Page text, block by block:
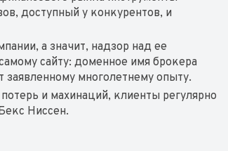
доступный у конкурентов, и
а значит, надзор над ее
сайту: доменное имя брокера
заявленному многолетнему опыту.
и махинаций, клиенты регулярно
Ниссен.